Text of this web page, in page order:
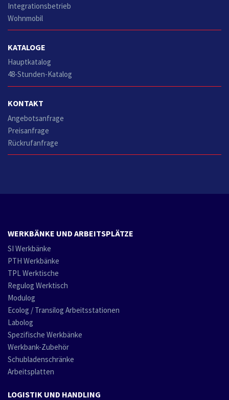
Integrationsbetrieb
Wohnmobil
KATALOGE
Hauptkatalog
48-Stunden-Katalog
KONTAKT
Angebotsanfrage
Preisanfrage
Rückrufanfrage
WERKBÄNKE UND ARBEITSPLÄTZE
SI Werkbänke
PTH Werkbänke
TPL Werktische
Regulog Werktisch
Modulog
Ecolog / Transilog Arbeitsstationen
Labolog
Spezifische Werkbänke
Werkbank-Zubehör
Schubladenschränke
Arbeitsplatten
LOGISTIK UND HANDLING